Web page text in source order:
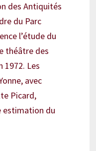
des Antiquités
du Parc
l’étude du
théâtre des
1972. Les
avec
Picard,
estimation du